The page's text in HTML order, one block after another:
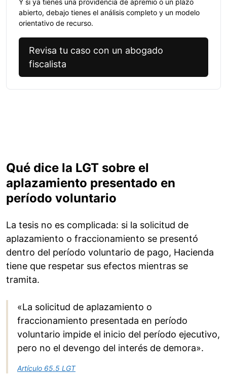
Y si ya tienes una providencia de apremio o un plazo
abierto, debajo tienes el análisis completo y un modelo
orientativo de recurso.
Revisa tu caso con un abogado
fiscalista
Qué dice la LGT sobre el
aplazamiento presentado en
período voluntario
La tesis no es complicada: si la solicitud de
aplazamiento o fraccionamiento se presentó
dentro del período voluntario de pago, Hacienda
tiene que respetar sus efectos mientras se
tramita.
«La solicitud de aplazamiento o
fraccionamiento presentada en período
voluntario impide el inicio del período ejecutivo,
pero no el devengo del interés de demora».
Artículo 65.5 LGT